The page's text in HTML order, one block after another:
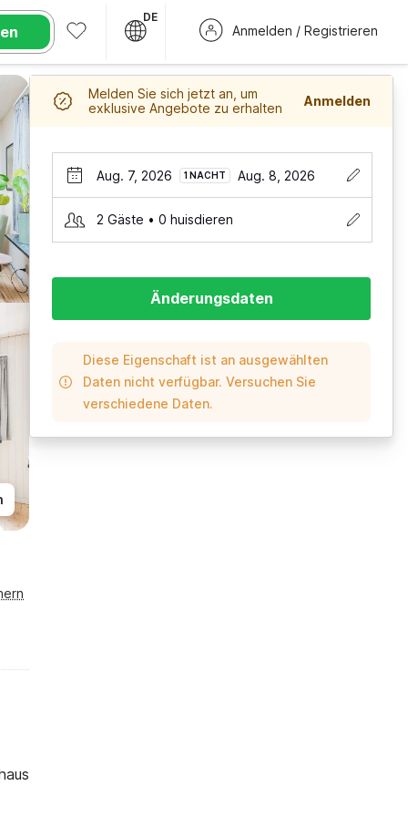
DE
Anmelden / Registrieren
Melden Sie sich jetzt an, um
exklusive Angebote zu erhalten
Anmelden
Aug. 7, 2026 1 NACHT Aug. 8, 2026
2 Gäste • 0 huisdieren
Änderungsdaten
Diese Eigenschaft ist an ausgewählten
Daten nicht verfügbar. Versuchen Sie
verschiedene Daten.